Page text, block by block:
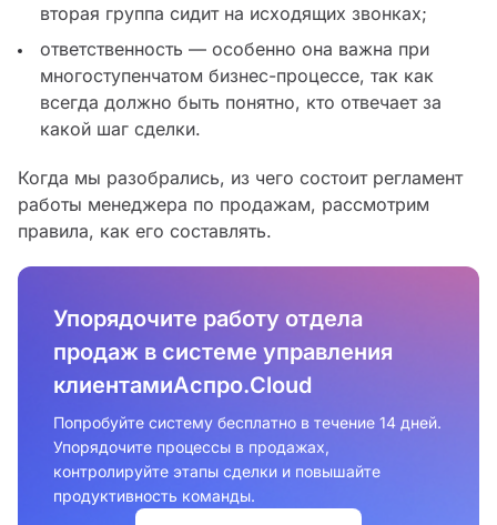
вторая группа сидит на исходящих звонках;
ответственность — особенно она важна при
многоступенчатом бизнес-процессе, так как
всегда должно быть понятно, кто отвечает за
какой шаг сделки.
Когда мы разобрались, из чего состоит регламент
работы менеджера по продажам, рассмотрим
правила, как его составлять.
Упорядочите работу отдела
продаж в системе управления
клиентамиАспро.Cloud
Попробуйте систему бесплатно в течение 14 дней.
Упорядочите процессы в продажах,
контролируйте этапы сделки и повышайте
продуктивность команды.